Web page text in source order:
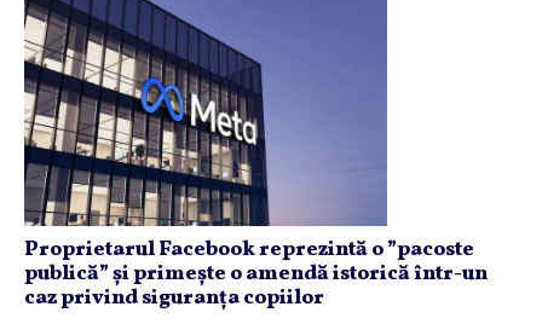
Proprietarul Facebook reprezintă o ”pacoste
publică” și primește o amendă istorică într-un
caz privind siguranța copiilor